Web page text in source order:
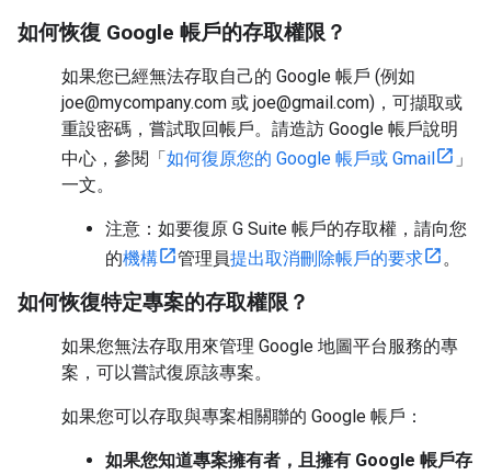
如何恢復 Google 帳戶的存取權限？
如果您已經無法存取自己的 Google 帳戶 (例如
joe@mycompany.com 或 joe@gmail.com)，可擷取或
重設密碼，嘗試取回帳戶。請造訪 Google 帳戶說明
中心，參閱「如何復原您的 Google 帳戶或 Gmail
」
一文。
注意：如要復原 G Suite 帳戶的存取權，請向您
的機構 管理員提出取消刪除帳戶的要求 。
如何恢復特定專案的存取權限？
如果您無法存取用來管理 Google 地圖平台服務的專
案，可以嘗試復原該專案。
如果您可以存取與專案相關聯的 Google 帳戶：
如果您知道專案擁有者，且擁有 Google 帳戶存